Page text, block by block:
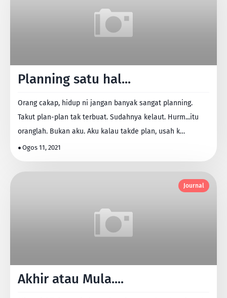
Planning satu hal...
Orang cakap, hidup ni jangan banyak sangat planning.
Takut plan-plan tak terbuat. Sudahnya kelaut. Hurm...itu
oranglah. Bukan aku. Aku kalau takde plan, usah k…
Ogos 11, 2021
Journal
Akhir atau Mula....